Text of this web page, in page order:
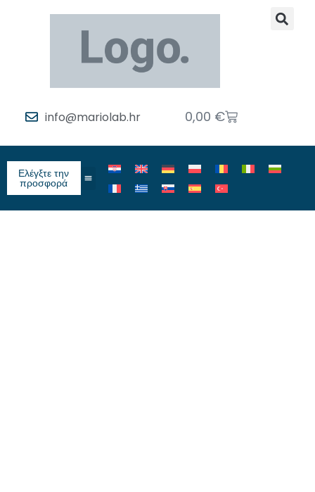
info@mariolab.hr 0,00 €
Ελέγξτε την
προσφορά